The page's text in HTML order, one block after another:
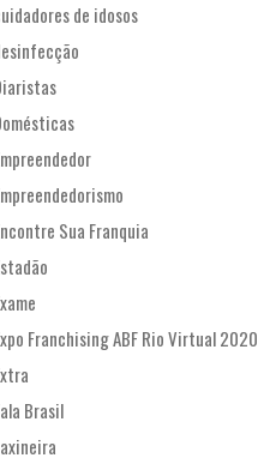
de idosos
Sua Franquia
Franchising ABF Rio Virtual 2020
Brasil